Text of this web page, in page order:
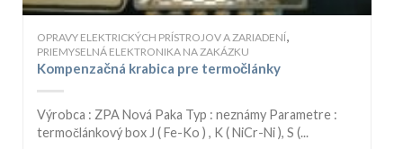
OPRAVY ELEKTRICKÝCH PRÍSTROJOV A ZARIADENÍ,
PRIEMYSELNÁ ELEKTRONIKA NA ZAKÁZKU
Kompenzačná krabica pre termočlánky
Výrobca : ZPA Nová Paka Typ : neznámy Parametre :
termočlánkový box J ( Fe-Ko ) , K ( NiCr-Ni ), S (...